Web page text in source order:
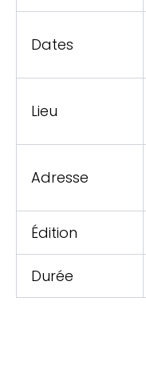
Dates
Lieu
Adresse
Édition
Durée